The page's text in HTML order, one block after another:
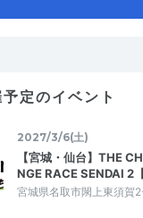
定のイベント
2027/3/6(土)
【宮城・仙台】THE
NGE RACE SENDAI 2
宮城県名取市閖上東須賀